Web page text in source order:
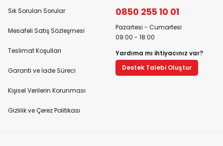
Sık Sorulan Sorular
Mesafeli Satış Sözleşmesi
Teslimat Koşulları
Garanti ve İade Süreci
Kişisel Verilerin Korunması
Gizlilik ve Çerez Politikası
0850 255 10 01
Pazartesi - Cumartesi
09:00 - 18:00
Yardıma mı ihtiyacınız var?
Destek Talebi Oluştur